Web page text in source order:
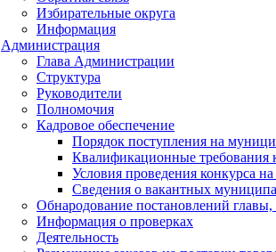
Избирательные округа
Информация
Администрация
Глава Администрации
Структура
Руководители
Полномочия
Кадровое обеспечение
Порядок поступления на
Квалификационные требования
Условия проведения конкурса
Сведения о вакантных
Обнародование постановлений
Информация о проверках
Деятельность